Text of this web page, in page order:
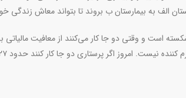
الف به بیمارستان ب بروند تا بتواند معاش زندگی